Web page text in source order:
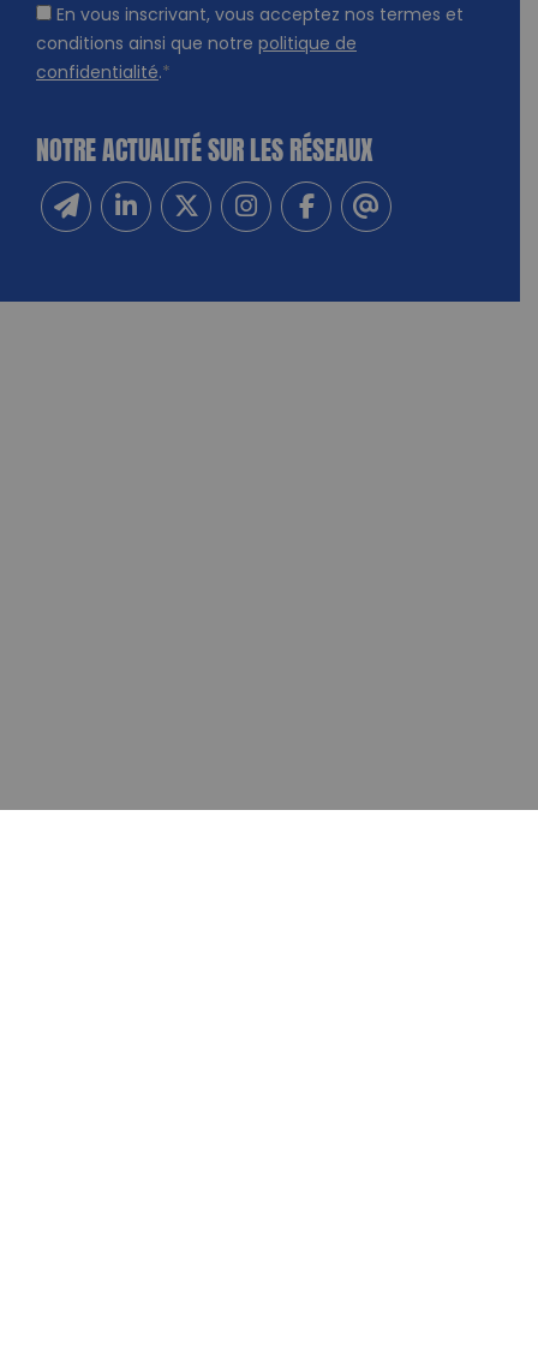
En vous inscrivant, vous acceptez nos termes et
conditions ainsi que notre politique de
confidentialité.*
NOTRE ACTUALITÉ SUR LES RÉSEAUX